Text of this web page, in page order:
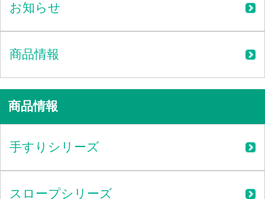
お知らせ
商品情報
商品情報
手すりシリーズ
スロープシリーズ